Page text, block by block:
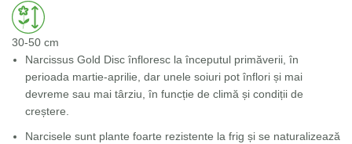
30-50 cm
Narcissus Gold Disc înfloresc la începutul primăverii, în
perioada martie-aprilie, dar unele soiuri pot înflori și mai
devreme sau mai târziu, în funcție de climă și condiții de
creștere.
Narcisele sunt plante foarte rezistente la frig și se naturalizează